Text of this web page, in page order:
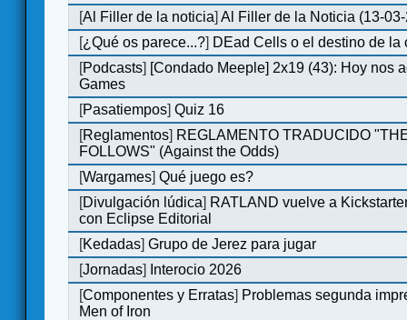
[Al Filler de la noticia]Al Filler de la Noticia (13-
[¿Qué os parece...?] DEad Cells o el destino de la
[Podcasts] [Condado Meeple] 2x19 (43): Hoy nos
Games
[Pasatiempos]Quiz 16
[Reglamentos] REGLAMENTO TRADUCIDO
FOLLOWS" (Against the Odds)
[Wargames]Qué juego es?
[Divulgación lúdica] RATLAND vuelve a
con Eclipse Editorial
[Kedadas]Grupo de Jerez para jugar
[Jornadas]
Interocio 2026
[Componentes y Erratas] Problemas segunda
Men of Iron